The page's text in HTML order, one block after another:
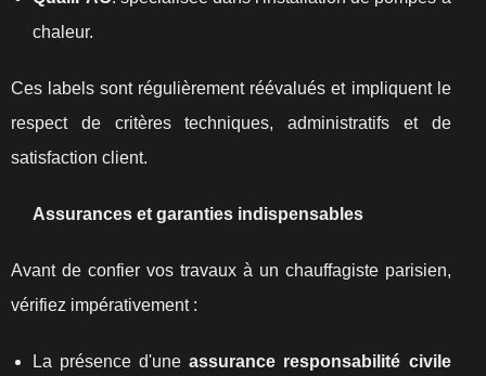
chaleur.
Ces labels sont régulièrement réévalués et impliquent le
respect de critères techniques, administratifs et de
satisfaction client.
Assurances et garanties indispensables
Avant de confier vos travaux à un chauffagiste parisien,
vérifiez impérativement :
La présence d'uneassurance responsabilité civile